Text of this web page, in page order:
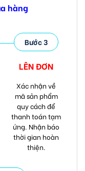
hàng
Bước 3
LÊN ĐƠN
Xác nhận về
mã sản phẩm
quy cách để
thanh toán tạm
ứng. Nhận báo
thời gian hoàn
thiện.